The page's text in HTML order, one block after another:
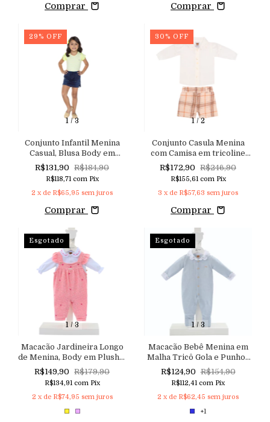
Comprar Comprar
1/3
29 % OFF
Conjunto Infantil Menina
Casual, Blusa Body em
Malha Listrada Neon e
Shorts Saia em Jeans
Denim com Cós de Elástico
R$131,90 R$184,90
R$118,71 com Pix
2 x de R$65,95 sem juros
Comprar
1/2
30 % OFF
Conjunto Casula Menina
com Camisa em tricoline
Gola e Mangas com Detalhe
de Aviamentos e Pérolas,
Shorts em Flanela Xadrez
R$172,90 R$246,90
R$155,61 com Pix
3 x de R$57,63 sem juros
Comprar
1/3
Esgotado
Macacão Jardineira Longo
de Menina, Body em Plush e
Jardineira em Malha
Tweed
R$149,90 R$179,90
R$134,91 com Pix
2 x de R$74,95 sem juros
1/ 3
Esgotado
Macacão Bebê Menina em
Malha Tricô Gola e Punhos
em Tricoline com Bordado
e Acabamento Nuvem
Aconchego
R$124,90 R$154,90
R$112,41 com Pix
2 x de R$62,45 sem juros
+1